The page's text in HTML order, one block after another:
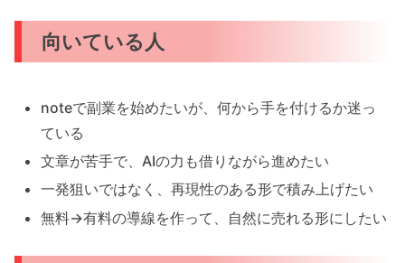
向いている人
noteで副業を始めたいが、何から手を付けるか迷っ
ている
文章が苦手で、AIの力も借りながら進めたい
一発狙いではなく、再現性のある形で積み上げたい
無料→有料の導線を作って、自然に売れる形にしたい